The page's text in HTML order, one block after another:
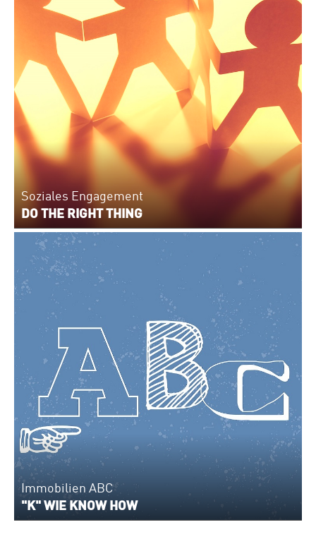
Soziales Engagement
DO THE RIGHT THING
Immobilien ABC
"K" WIE KNOW HOW